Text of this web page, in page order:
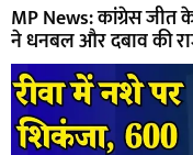
MP News: कांग्रेस जीत
ने धनबल और दबाव की